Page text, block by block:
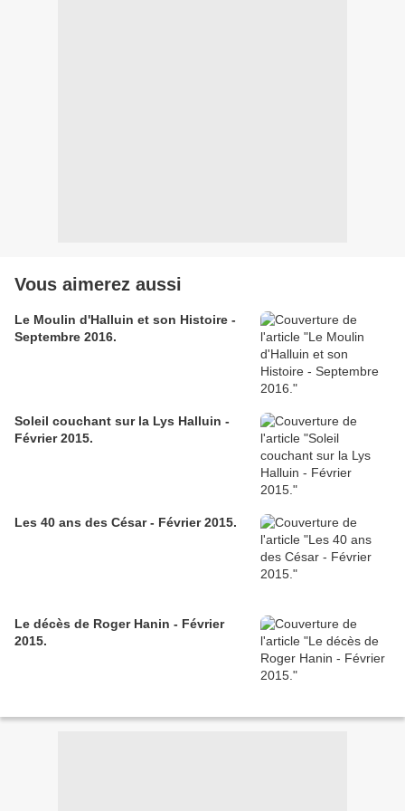
Vous aimerez aussi
Le Moulin d'Halluin et son Histoire -
Septembre 2016.
Soleil couchant sur la Lys Halluin -
Février 2015.
Les 40 ans des César - Février 2015.
Le décès de Roger Hanin - Février
2015.